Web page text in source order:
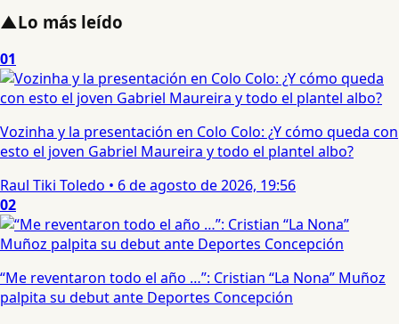
▲Lo más leído
01
Vozinha y la presentación en Colo Colo: ¿Y cómo queda con
esto el joven Gabriel Maureira y todo el plantel albo?
Raul Tiki Toledo • 6 de agosto de 2026, 19:56
02
“Me reventaron todo el año …”: Cristian “La Nona” Muñoz
palpita su debut ante Deportes Concepción